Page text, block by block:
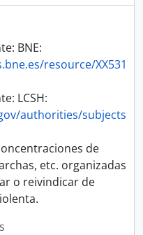
BNE:
resource/XX531
LCSH:
authorities/subjects
de
etc. organizadas
o reivindicar de